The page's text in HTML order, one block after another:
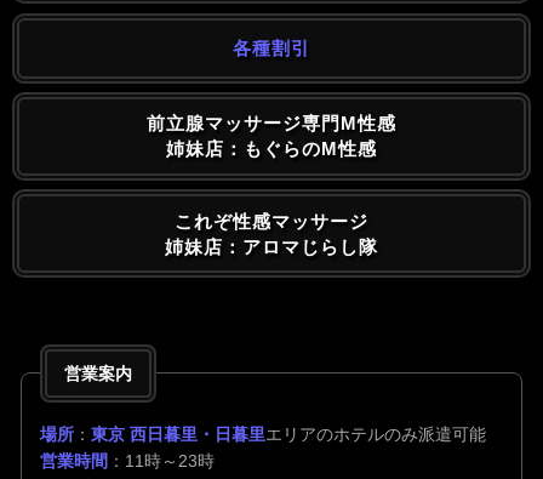
各種割引
前立腺マッサージ専門M性感
姉妹店：もぐらのM性感
これぞ性感マッサージ
姉妹店：アロマじらし隊
営業案内
場所 ： 東京 西日暮里・日暮里エリアのホテルのみ派遣可能
営業時間 ：11時～23時